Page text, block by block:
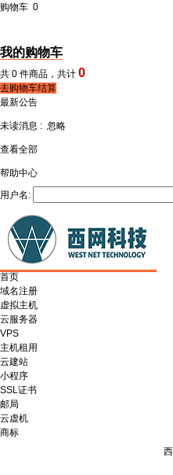
购物车 0
我的购物车
共 0 件商品，共计 0
去购物车结算
最新公告
未读消息 : 忽略
查看全部
帮助中心
用户名:
首页
域名注册
虚拟主机
云服务器
VPS
主机租用
云建站
小程序
SSL证书
邮局
云虚机
商标